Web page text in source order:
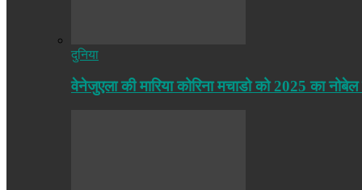
दुनिया
वेनेजुएला की मारिया कोरिना मचाडो को 2025 का